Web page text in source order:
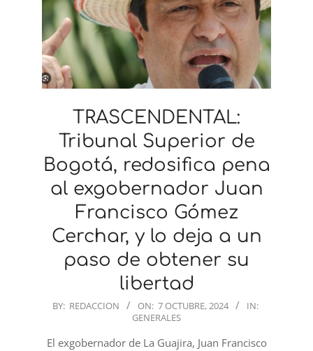
TRASCENDENTAL:
Tribunal Superior de
Bogotá, redosifica pena
al exgobernador Juan
Francisco Gómez
Cerchar, y lo deja a un
paso de obtener su
libertad
2024-
07
BY: REDACCION ON: 7 OCTUBRE, 2024
IN:
GENERALES
El exgobernador de La Guajira, Juan Francisco